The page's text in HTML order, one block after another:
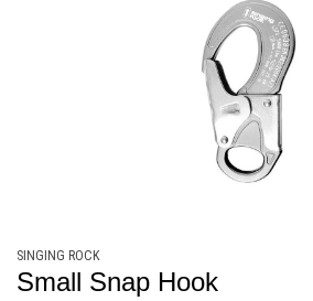
SINGING ROCK
Small Snap Hook